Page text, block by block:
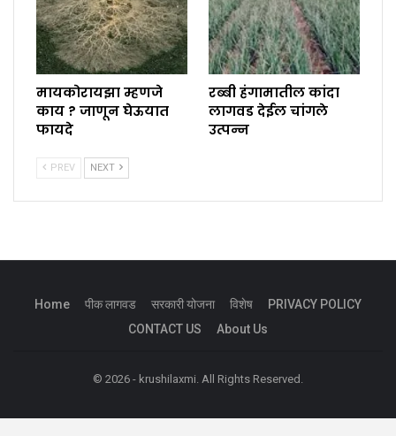
मायकोरायझा म्हणजे
काय ? जाणून घेऊयात
फायदे
रब्बी हंगामातील कांदा
लागवड देईल चांगले
उत्पन्न
PREV NEXT
Home पीक लागवड सरकारी योजना विशेष
PRIVACY POLICY
CONTACT US
About Us
© 2026 - krushilaxmi. All Rights Reserved.